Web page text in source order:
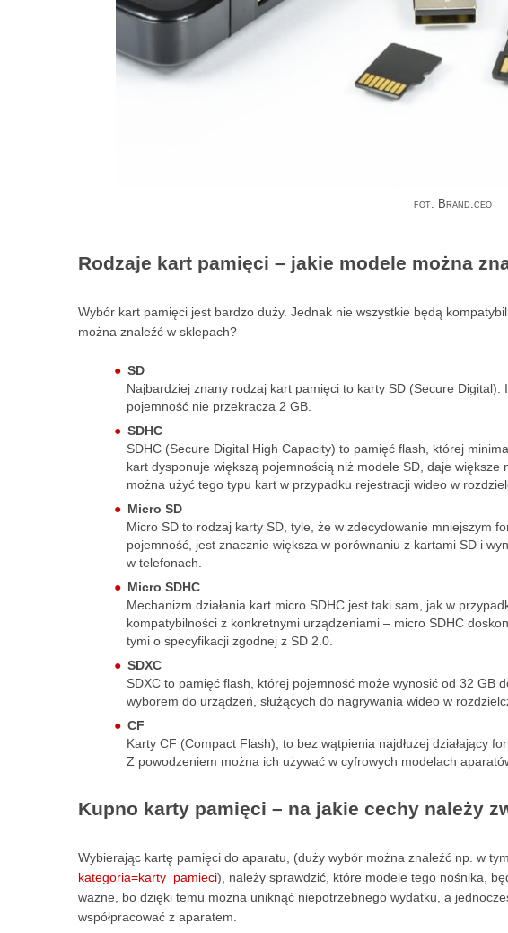
fot. Brand.ceo
Rodzaje kart pamięci – jakie modele można
Wybór kart pamięci jest bardzo duży. Jednak nie wszystkie będą
można znaleźć w sklepach?
SD
Najbardziej znany rodzaj kart pamięci to karty SD (Secure
pojemność nie przekracza 2 GB.
SDHC
SDHC (Secure Digital High Capacity) to pamięć flash, której
kart dysponuje większą pojemnością niż modele SD, daje
można użyć tego typu kart w przypadku rejestracji wideo w
Micro SD
Micro SD to rodzaj karty SD, tyle, że w zdecydowanie mniejszym
pojemność, jest znacznie większa w porównaniu z kartami SD i
w telefonach.
Micro SDHC
Mechanizm działania kart micro SDHC jest taki sam, jak w
kompatybilności z konkretnymi urządzeniami – micro SDHC
tymi o specyfikacji zgodnej z SD 2.0.
SDXC
SDXC to pamięć flash, której pojemność może wynosić od 32 GB
wyborem do urządzeń, służących do nagrywania wideo w
CF
Karty CF (Compact Flash), to bez wątpienia najdłużej działający
Z powodzeniem można ich używać w cyfrowych modelach
Kupno karty pamięci – na jakie cechy należy
Wybierając kartę pamięci do aparatu, (duży wybór można znaleźć np. w
kategoria=karty_pamieci), należy sprawdzić, które modele tego nośnika,
ważne, bo dzięki temu można uniknąć niepotrzebnego wydatku, a
współpracować z aparatem.